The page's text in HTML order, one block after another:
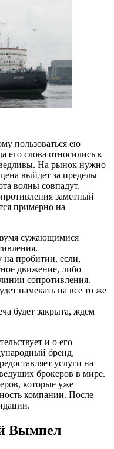
пользоваться ею
его слова относились к
На рынок нужно
выйдет за пределы
волны совпадут.
заметный
примерно на
сужающимися
на пробитии, если,
движение, либо
сопротивления.
намекать на все то же
будет закрыта, ждем
и о его
бренд,
услуги на
брокеров в мире.
которые уже
компании. После
Вымпел